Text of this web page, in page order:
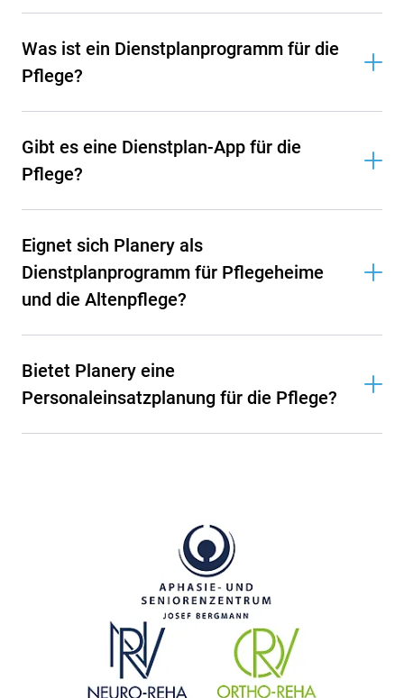
Was ist ein Dienstplanprogramm für die
Pflege?
Gibt es eine Dienstplan-App für die
Pflege?
Eignet sich Planery als
Dienstplanprogramm für Pflegeheime
und die Altenpflege?
Bietet Planery eine
Personaleinsatzplanung für die Pflege?